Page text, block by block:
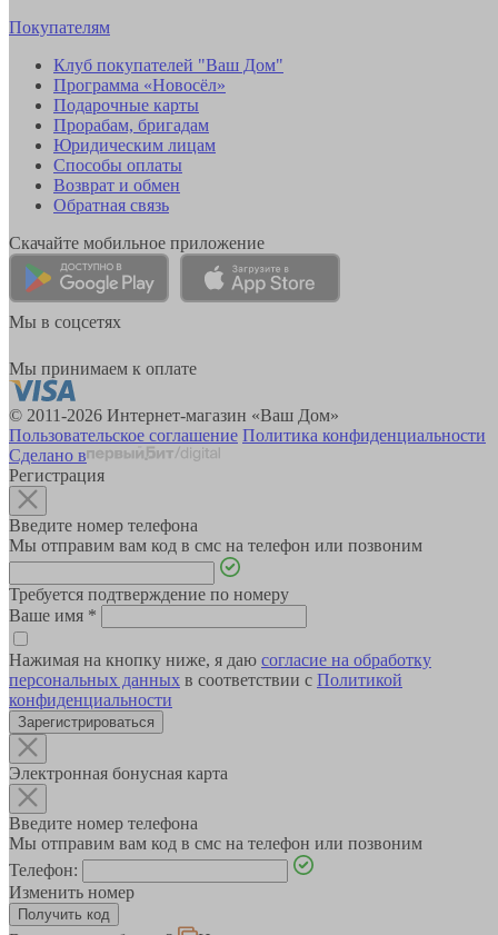
Покупателям
Клуб покупателей "Ваш Дом"
Программа «Новосёл»
Подарочные карты
Прорабам, бригадам
Юридическим лицам
Способы оплаты
Возврат и обмен
Обратная связь
Скачайте мобильное приложение
Мы в соцсетях
Мы принимаем к оплате
© 2011-2026 Интернет-магазин «Ваш Дом»
Пользовательское соглашение Политика конфиденциальности
Сделано в
Регистрация
Введите номер телефона
Мы отправим вам код в смс на телефон или позвоним
Требуется подтверждение по номеру
Ваше имя *
Нажимая на кнопку ниже, я даю согласие на обработку
персональных данных в соответствии с Политикой
конфиденциальности
Зарегистрироваться
Электронная бонусная карта
Введите номер телефона
Мы отправим вам код в смс на телефон или позвоним
Телефон:
Изменить номер